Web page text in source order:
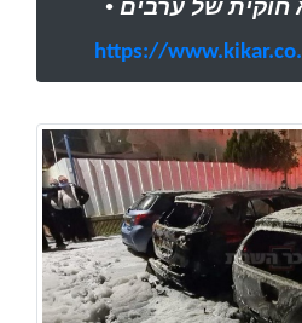
חוקית של ערבים •
https://